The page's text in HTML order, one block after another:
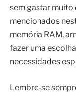
sem gastar muito
mencionados
memória RAM,
fazer uma
necessidades
Lembre-se